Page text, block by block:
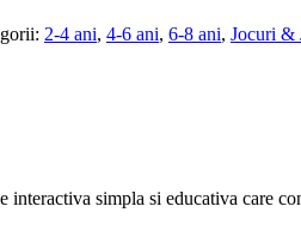
2-4 ani, 4-6 ani, 6-8 ani, Jocuri &
interactiva simpla si educativa care